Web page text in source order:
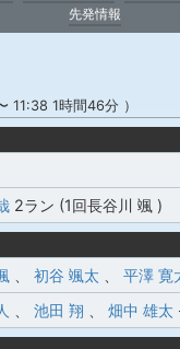
先発情報
1時間46分 ）
2ラン (1回長谷川 颯 )
初谷 颯太 平澤 寛
池田 翔 畑中 雄太